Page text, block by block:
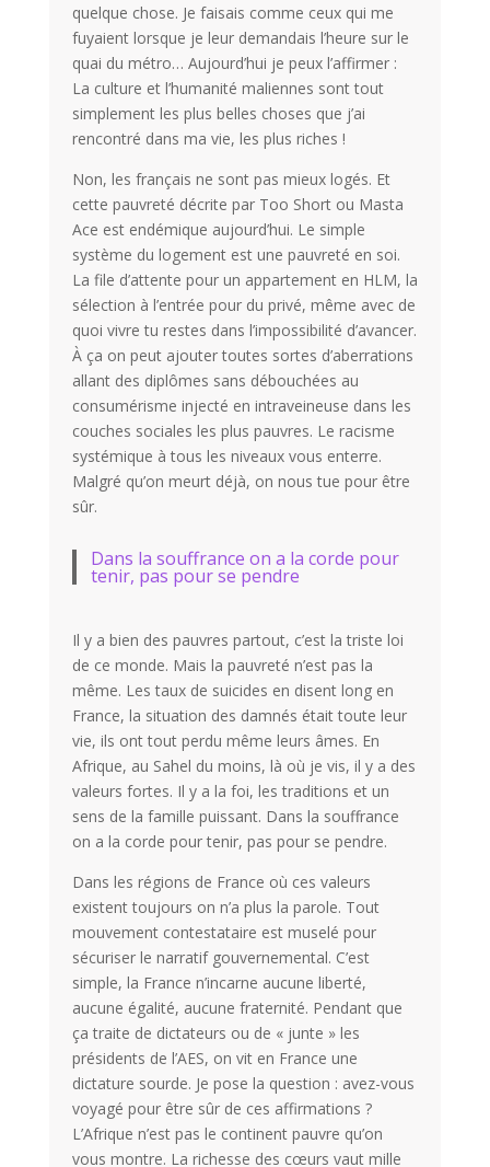
quelque chose. Je faisais comme ceux qui me
fuyaient lorsque je leur demandais l’heure sur le
quai du métro… Aujourd’hui je peux l’affirmer :
La culture et l’humanité maliennes sont tout
simplement les plus belles choses que j’ai
rencontré dans ma vie, les plus riches !
Non, les français ne sont pas mieux logés. Et
cette pauvreté décrite par Too Short ou Masta
Ace est endémique aujourd’hui. Le simple
système du logement est une pauvreté en soi.
La file d’attente pour un appartement en HLM, la
sélection à l’entrée pour du privé, même avec de
quoi vivre tu restes dans l’impossibilité d’avancer.
À ça on peut ajouter toutes sortes d’aberrations
allant des diplômes sans débouchées au
consumérisme injecté en intraveineuse dans les
couches sociales les plus pauvres. Le racisme
systémique à tous les niveaux vous enterre.
Malgré qu’on meurt déjà, on nous tue pour être
sûr.
Dans la souffrance on a la corde pour
tenir, pas pour se pendre
Il y a bien des pauvres partout, c’est la triste loi
de ce monde. Mais la pauvreté n’est pas la
même. Les taux de suicides en disent long en
France, la situation des damnés était toute leur
vie, ils ont tout perdu même leurs âmes. En
Afrique, au Sahel du moins, là où je vis, il y a des
valeurs fortes. Il y a la foi, les traditions et un
sens de la famille puissant. Dans la souffrance
on a la corde pour tenir, pas pour se pendre.
Dans les régions de France où ces valeurs
existent toujours on n’a plus la parole. Tout
mouvement contestataire est muselé pour
sécuriser le narratif gouvernemental. C’est
simple, la France n’incarne aucune liberté,
aucune égalité, aucune fraternité. Pendant que
ça traite de dictateurs ou de « junte » les
présidents de l’AES, on vit en France une
dictature sourde. Je pose la question : avez-vous
voyagé pour être sûr de ces affirmations ?
L’Afrique n’est pas le continent pauvre qu’on
vous montre. La richesse des cœurs vaut mille